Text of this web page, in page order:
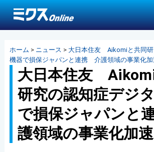
ホーム > ニュース > 大日本住友 Aikomiと共同
機器で損保ジャパンと連携 介護領域の事業化加
大日本住友
研究の認知症デジ
で損保ジャパンと
護領域の事業化加速